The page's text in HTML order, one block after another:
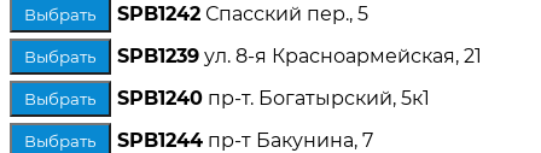
Выбрать SPB1242 Спасский пер., 5
Выбрать SPB1239 ул. 8-я Красноармейская, 21
Выбрать SPB1240 пр-т. Богатырский, 5к1
Выбрать SPB1244 пр-т Бакунина, 7